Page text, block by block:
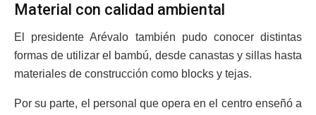
Material con calidad ambiental
El presidente Arévalo también pudo conocer distintas
formas de utilizar el bambú, desde canastas y sillas hasta
materiales de construcción como blocks y tejas.
Por su parte, el personal que opera en el centro enseñó a